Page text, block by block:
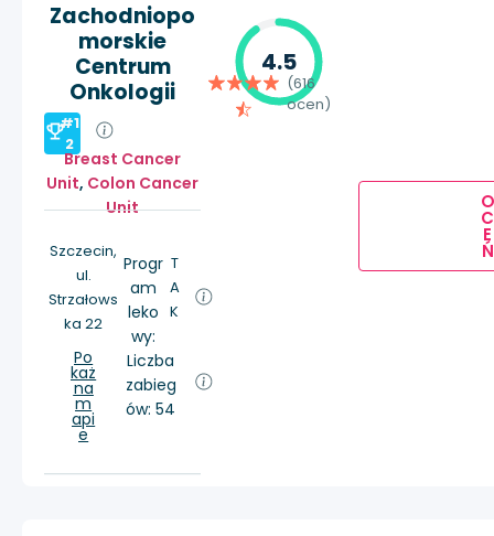
Zachodniopo
morskie
Centrum
Onkologii
#1
2
Breast Cancer
Unit, Colon Cancer
Unit
Szczecin,
ul.
Strzałows
ka 22
Po
każ
na
m
api
e
Progr
am
leko
wy:
T
A
K
Liczba
zabieg
ów: 54
4.5
(616
ocen)
O
C
E
Ń